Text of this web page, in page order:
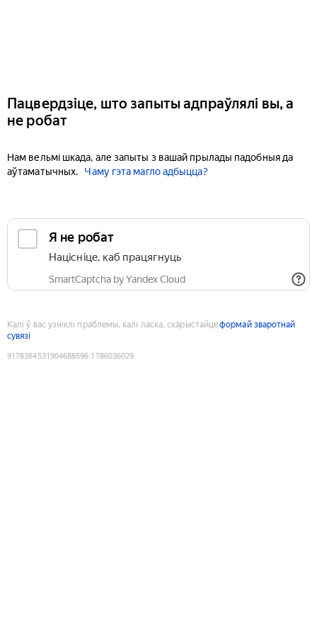
Пацвердзіце, што запыты адпраўлялі вы, а
не робат
Нам вельмі шкада, але запыты з вашай прылады падобныя да
аўтаматычных.
Чаму гэта магло адбыцца?
Я не робат
Націсніце, каб працягнуць
SmartCaptcha by Yandex Cloud
Калі ў вас узніклі праблемы, калі ласка, скарыстайцеформай зваротнай
сувязі
9178384531904688596:1786036029